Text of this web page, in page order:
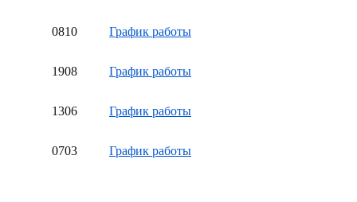
0810 График работы
1908 График работы
1306 График работы
0703 График работы